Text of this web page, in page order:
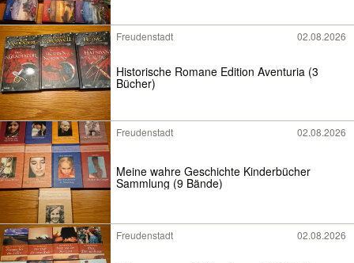
Freudenstadt 02.08.2026
Historische Romane Edition Aventuria (3
Bücher)
Freudenstadt 02.08.2026
Meine wahre Geschichte Kinderbücher
Sammlung (9 Bände)
Freudenstadt 02.08.2026